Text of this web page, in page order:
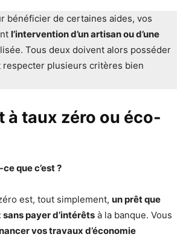
bénéficier de certaines aides, vos
l’intervention d’un artisan ou d’une
Tous deux doivent alors posséder
respecter plusieurs critères bien
à taux zéro ou éco-
ce que c’est ?
est, tout simplement, un prêt que
payer d’intérêts à la banque. Vous
vos travaux d’économie